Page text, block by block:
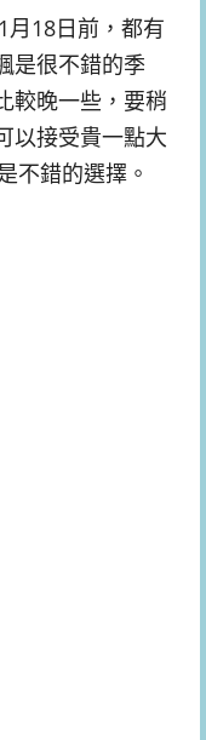
月18日前，都有
是很不錯的季
較晚一些，要稍
以接受貴一點大
不錯的選擇。